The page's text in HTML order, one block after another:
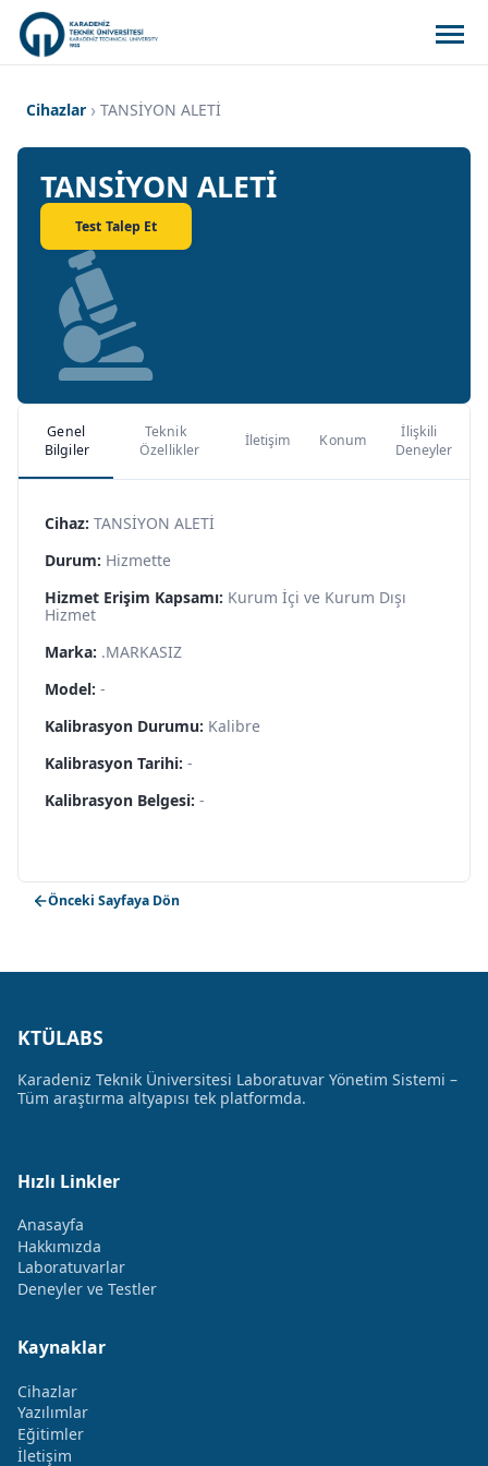
Cihazlar TANSİYON ALETİ
TANSİYON ALETİ
Test Talep Et
Genel
Bilgiler
Teknik
Özellikler
İletişim Konum
İlişkili
Deneyler
Cihaz: TANSİYON ALETİ
Durum: Hizmette
Hizmet Erişim Kapsamı: Kurum İçi ve Kurum Dışı
Hizmet
Marka: .MARKASIZ
Model: -
Kalibrasyon Durumu: Kalibre
Kalibrasyon Tarihi: -
Kalibrasyon Belgesi: -
Önceki Sayfaya Dön
KTÜLABS
Karadeniz Teknik Üniversitesi Laboratuvar Yönetim Sistemi –
Tüm araştırma altyapısı tek platformda.
Hızlı Linkler
Anasayfa
Hakkımızda
Laboratuvarlar
Deneyler ve Testler
Kaynaklar
Cihazlar
Yazılımlar
Eğitimler
İletişim